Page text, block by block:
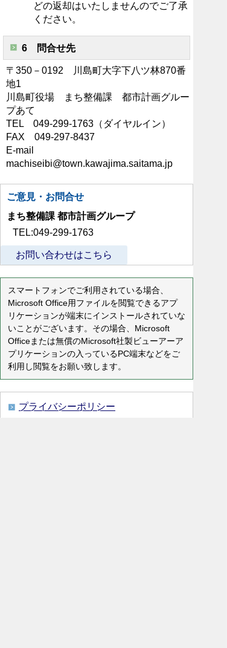
どの返却はいたしませんのでご了承
ください。
6 問合せ先
〒350－0192 川島町大字下八ツ林870番
地1
川島町役場 まち整備課 都市計画グルー
プあて
TEL 049-299-1763（ダイヤルイン）
FAX 049-297-8437
E-mail
machiseibi@town.kawajima.saitama.jp
ご意見・お問合せ
まち整備課 都市計画グループ
TEL:049-299-1763
お問い合わせはこちら
スマートフォンでご利用されている場合、
Microsoft Office用ファイルを閲覧できるアプ
リケーションが端末にインストールされていな
いことがございます。その場合、Microsoft
Officeまたは無償のMicrosoft社製ビューアーア
プリケーションの入っているPC端末などをご
利用し閲覧をお願い致します。
プライバシーポリシー